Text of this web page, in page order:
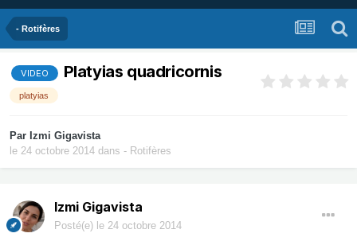
- Rotifères
VIDEO Platyias quadricornis
platyias
Par Izmi Gigavista
le 24 octobre 2014 dans - Rotifères
Izmi Gigavista
Posté(e) le 24 octobre 2014